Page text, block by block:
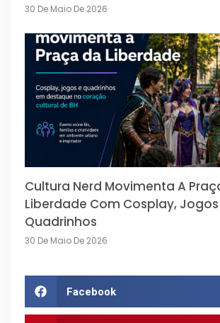
30 De Maio De 2026
Cultura Nerd Movimenta A
Liberdade Com Cosplay, Jogos
Quadrinhos
30 De Maio De 2026
Facebook